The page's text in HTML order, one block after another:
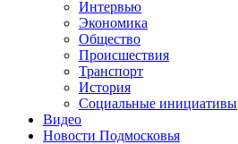
Интервью
Экономика
Общество
Происшествия
Транспорт
История
Социальные инициативы
Видео
Новости Подмосковья